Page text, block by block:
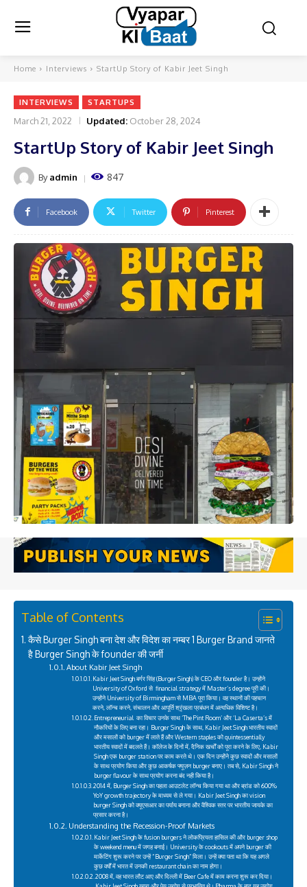
Home Interviews StartUp Story of Kabir Jeet Singh
INTERVIEWS STARTUPS
March 21, 2022 Updated: October 28, 2024
StartUp Story of Kabir Jeet Singh
By admin 847
Facebook Twitter Pinterest
Table of Contents
कैसे Burger Singh बना देश और विदेश का नम्बर 1 Burger Brand जानते
है Burger Singh के founder की जर्नी
About Kabir Jeet Singh
Kabir Jeet Singh बर्गर सिंह (Burger Singh) के CEO और founder है। उन्होंने
University of Oxford से financial strategy में Master’s degree पूरी की।
उन्होंने University of Birmingham से MBA पूरा किया। वह स्थानों की पहचान
करने, लॉन्च करने, संचालन और आपूर्ति श्रृंखला प्रबंधन में अत्यधिक विशिष्ट है।
Entrepreneurial का विचार उनके साथ ‘The Pint Room’ और ‘La Caserta’s में
नौकरियों के लिए बना रहा। Burger Singh के साथ, Kabir Jeet Singh भारतीय स्वादों
और मसालों को burger में लाते हैं और Western staples को quintessentially
भारतीय स्वादों में बदलते हैं। कॉलेज के दिनों में, दैनिक खर्चों को पूरा करने के लिए, Kabir
Singh एक burger station पर काम करते थे। एक दिन उन्होंने कुछ स्वादों और मसालों
के साथ प्रयोग किया और कुछ आकर्षक फ्यूज़न burger बनाए। तब से, Kabir Singh ने
burger flavour के साथ प्रयोग करना बंद नही किया है।
2014 में, Burger Singh का पहला आउटलेट लॉन्च किया गया था और ब्रांड को 600%
YoY growth trajectory के माध्यम से ले गया। Kabir Jeet Singh का vision
burger Singh को क्यूएसआर का पर्याय बनाना और वैश्विक स्तर पर भारतीय जायके का
प्रसार करना है।
Understanding the Recession-Proof Markets
Kabir Jeet Singh के fusion burgers ने लोकप्रियता हासिल की और burger shop
के weekend menu में जगह बनाई। University के cookouts में अपने burger की
मार्केटिंग शुरू करने पर उन्हें “Burger Singh” मिला। उन्हें क्या पता था कि यह अगले
कुछ वर्षों में भारत में उनकी restaurant chain का नाम होगा।
2008 में, वह भारत लौट आए और दिल्ली में Beer Cafe में काम करना शुरू कर दिया।